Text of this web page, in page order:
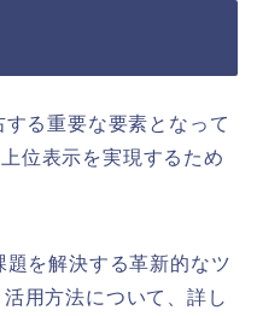
る重要な要素となって
位表示を実現するため
題を解決する革新的なツ
用方法について、詳し